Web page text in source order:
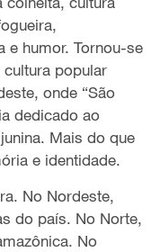
e humor. Tornou-se
popular
onde “São
dedicado ao
Mais do que
e identidade.
No Nordeste,
do país. No Norte,
No